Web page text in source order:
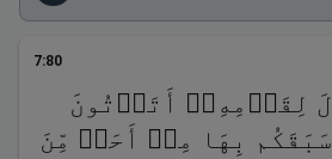
7:80
لِقَوۡمِهِۦۤ أَتَأۡتُونَ
بِهَا مِنۡ أَحَدࣲ مِّنَ